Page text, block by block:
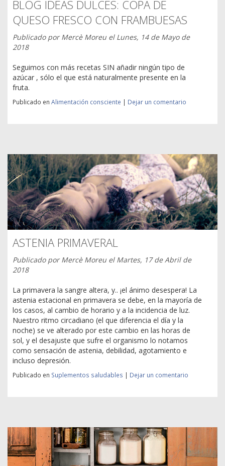
BLOG IDEAS DULCES: COPA DE
QUESO FRESCO CON FRAMBUESAS
Publicado porMercè Moreu el Lunes, 14 de Mayo de
2018
Seguimos con más recetas SIN añadir ningún tipo de
azúcar , sólo el que está naturalmente presente en la
fruta.
Publicado en Alimentación consciente | Dejar un comentario
ASTENIA PRIMAVERAL
Publicado porMercè Moreu el Martes, 17 de Abril de
2018
La primavera la sangre altera, y.. ¡el ánimo desespera! La
astenia estacional en primavera se debe, en la mayoría de
los casos, al cambio de horario y a la incidencia de luz.
Nuestro ritmo circadiano (el que diferencia el día y la
noche) se ve alterado por este cambio en las horas de
sol, y el desajuste que sufre el organismo lo notamos
como sensación de astenia, debilidad, agotamiento e
incluso depresión.
Publicado en Suplementos saludables | Dejar un comentario